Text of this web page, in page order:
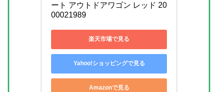
ート アウトドアワゴン レッド 20
00021989
楽天市場で見る
Yahoo!ショッピングで見る
Amazonで見る